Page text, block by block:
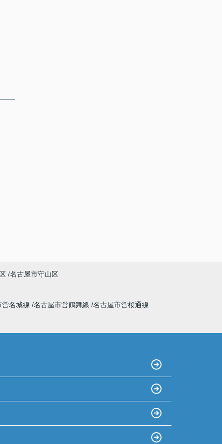
名古屋市守山区
名城線 名古屋市営鶴舞線 名古屋市営桜通線